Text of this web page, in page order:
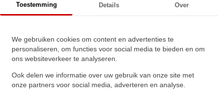
Toestemming Details Over
We gebruiken cookies om content en advertenties te
personaliseren, om functies voor social media te bieden en om
ons websiteverkeer te analyseren.
Ook delen we informatie over uw gebruik van onze site met
onze partners voor social media, adverteren en analyse.
★★★★★
★★★★★
Schrijf een review!